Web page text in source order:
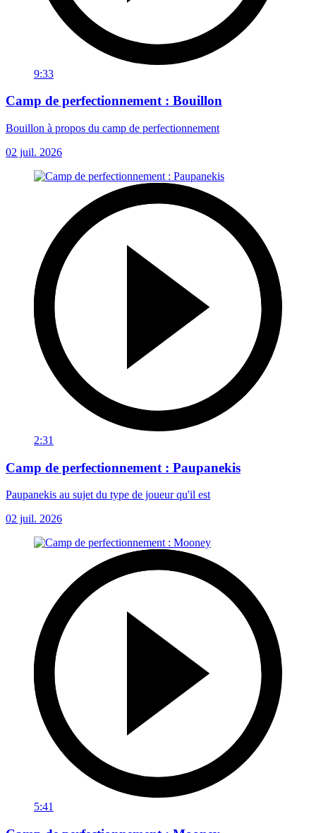
9:33
Camp de perfectionnement : Bouillon
Bouillon à propos du camp de perfectionnement
02 juil. 2026
2:31
Camp de perfectionnement : Paupanekis
Paupanekis au sujet du type de joueur qu'il est
02 juil. 2026
5:41